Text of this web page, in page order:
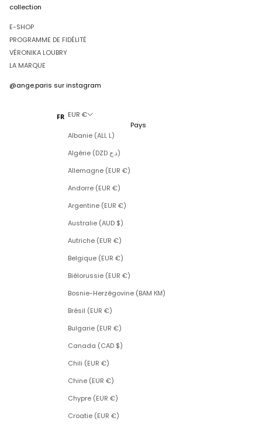
collection
E-SHOP
PROGRAMME DE FIDÉLITÉ
VÉRONIKA LOUBRY
LA MARQUE
@ange.paris sur instagram
FR EUR €
Pays
Albanie (ALL L)
Algérie (DZD د.ج)
Allemagne (EUR €)
Andorre (EUR €)
Argentine (EUR €)
Australie (AUD $)
Autriche (EUR €)
Belgique (EUR €)
Biélorussie (EUR €)
Bosnie-Herzégovine (BAM КМ)
Brésil (EUR €)
Bulgarie (EUR €)
Canada (CAD $)
Chili (EUR €)
Chine (EUR €)
Chypre (EUR €)
Croatie (EUR €)